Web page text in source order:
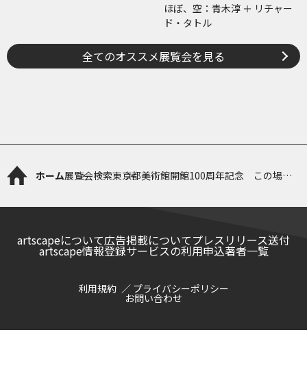
ほぼ、空：青木淳 ＋ リチャー
ド・タトル
全てのオススメ展覧会を見る
ホーム展覧会検索東京都美術館開館100周年記念 この場所
artscapeについて広告掲載についてプレスリリース送付
artscape情報登録サービスの利用申込著者一覧
利用規約 プライバシーポリシー
お問い合わせ